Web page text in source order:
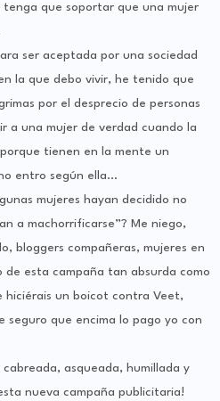
tenga que soportar que una mujer
ser aceptada por una sociedad
la que debo vivir, he tenido que
por el desprecio de personas
a una mujer de verdad cuando la
tienen en la mente un
entro según ella…
mujeres hayan decidido no
a machorrificarse”? Me niego,
bloggers compañeras, mujeres en
de esta campaña tan absurda como
hiciérais un boicot contra Veet,
seguro que encima lo pago yo con
asqueada, humillada y
nueva campaña publicitaria!